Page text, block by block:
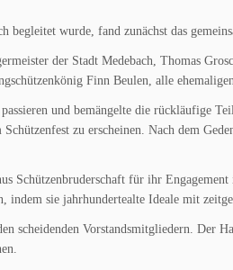
begleitet wurde, fand zunächst das
der Stadt Medebach, Thomas
Finn Beulen, alle
und bemängelte die rückläufige
zu erscheinen. Nach dem
Schützenbruderschaft für ihr
indem sie jahrhundertealte Ideale mit
scheidenden Vorstandsmitgliedern. Der